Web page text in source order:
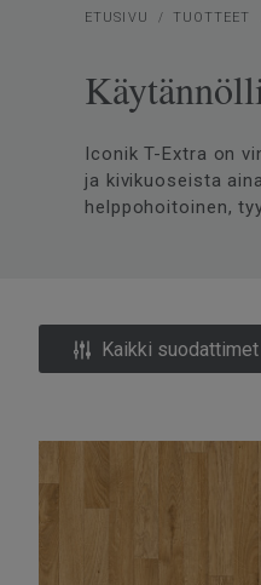
ETUSIVU TUOTTEET
Iconik T-Extra on
ja kivikuoseista
helppohoitoinen,
Kaikki suodattimet